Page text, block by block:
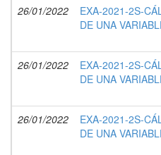
26/01/2022
EXA-2021-2S-
DE UNA
26/01/2022
EXA-2021-2S-
DE UNA
26/01/2022
EXA-2021-2S-
DE UNA